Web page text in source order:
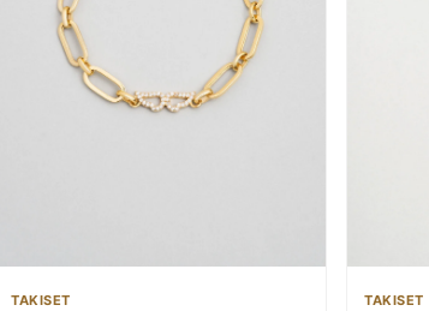
TAKISET TAKISET